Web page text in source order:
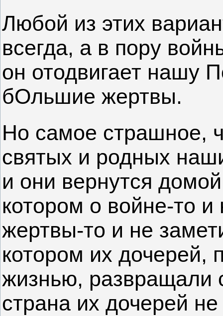
Любой из этих
всегда, а в пору
он отодвигает нашу
бОльшие жертвы.
Но самое страшное,
святых и родных
и они вернутся
котором о войне-то
жертвы-то и не
котором их дочерей,
жизнью, развращали
страна их дочерей